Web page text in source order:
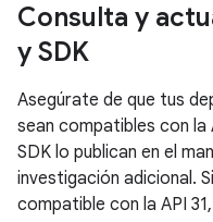
Consulta y
y SDK
Asegúrate de que tus
sean compatibles con la
SDK lo publican en el
investigación adicional.
compatible con la API